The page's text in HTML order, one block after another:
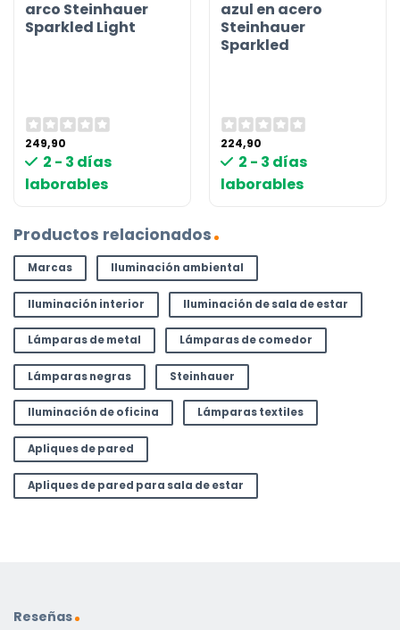
arco Steinhauer
Sparkled Light
249,90
2 - 3 días
laborables
azul en acero
Steinhauer
Sparkled
224,90
2 - 3 días
laborables
Productos relacionados
Marcas Iluminación ambiental
Iluminación interior Iluminación de sala de estar
Lámparas de metal Lámparas de comedor
Lámparas negras Steinhauer
Iluminación de oficina Lámparas textiles
Apliques de pared
Apliques de pared para sala de estar
Reseñas